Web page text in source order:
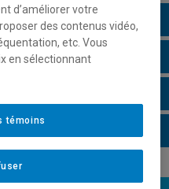
d’améliorer votre
des contenus vidéo,
etc. Vous
en sélectionnant
témoins